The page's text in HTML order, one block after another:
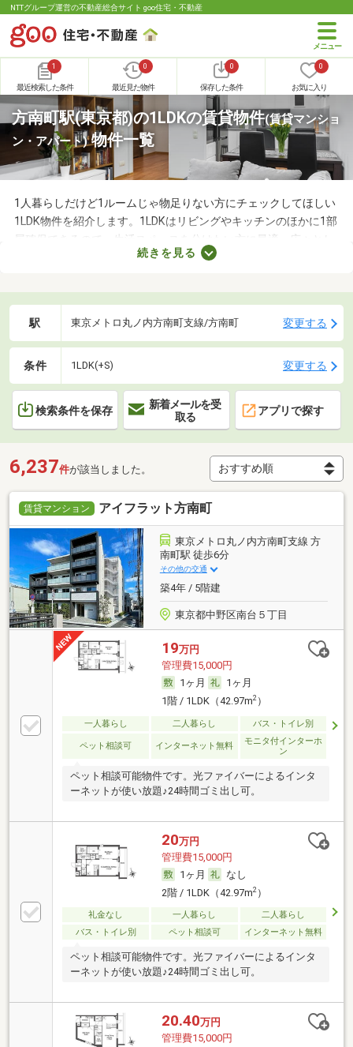
NTTグループ運営の不動産総合サイト goo住宅・不動産
1
最近検索した条件
0
最近見た物件
0
保存した条件
0
お気に入り
方南町駅(東京都)の1LDKの賃貸物件(賃貸マンショ
ン・アパート)物件一覧
1人暮らしだけど1ルームじゃ物足りない方にチェックしてほしい
1LDK物件を紹介します。1LDKはリビングやキッチンのほかに1部
屋確保できるので、生活スペースを分けたい方に最適。広々とし
たLDKの物件を選べば、ゆったりとくつろげる理想のお部屋に住
えるお部屋を見つけてくださいね。
続きを見る
駅 東京メトロ丸ノ内方南町支線/方南町 変更する
条件 1LDK(+S) 変更する
検索条件を保存
新着メールを受
取る
アプリで探す
6,237件が該当しました。
賃貸マンション アイフラット方南町
東京メトロ丸ノ内方南町支線 方
南町駅 徒歩6分
その他の交通
築4年 / 5階建
東京都中野区南台５丁目
19万円
管理費15,000円
1ヶ月
1ヶ月
1階 / 1LDK（42.97m2）
一人暮らし 二人暮らし バス・トイレ別
ペット相談可 インターネット無料
モニタ付インターホ
ン
ペット相談可能物件です。光ファイバーによるインタ
ーネットが使い放題♪24時間ゴミ出し可。
20万円
管理費15,000円
1ヶ月
なし
2階 / 1LDK（42.97m2）
礼金なし 一人暮らし
二人暮らし
バス・トイレ別
ペット相談可 インターネット無料
ペット相談可能物件です。光ファイバーによるインタ
ーネットが使い放題♪24時間ゴミ出し可。
20.40万円
管理費15,000円